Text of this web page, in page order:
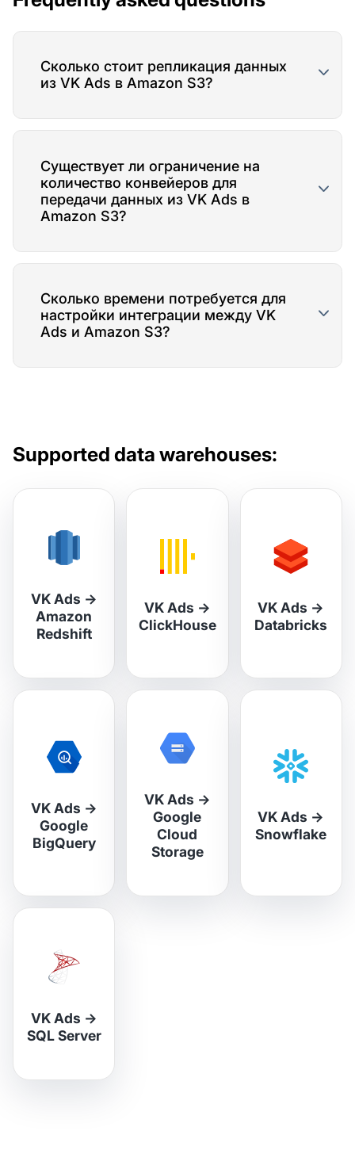
Сколько стоит репликация данных
из VK Ads в Amazon S3?
Существует ли ограничение на
количество конвейеров для
передачи данных из VK Ads в
Amazon S3?
Сколько времени потребуется для
настройки интеграции между VK
Ads и Amazon S3?
Supported data warehouses:
VK Ads →
Amazon
Redshift
VK Ads →
ClickHouse
VK Ads →
Databricks
VK Ads →
Google
BigQuery
VK Ads →
Google
Cloud
Storage
VK Ads →
Snowflake
VK Ads →
SQL Server